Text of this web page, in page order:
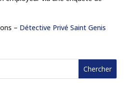
– Détective Privé Saint Genis